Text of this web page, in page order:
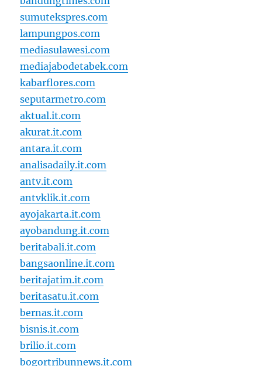
sumutekspres.com
lampungpos.com
mediasulawesi.com
mediajabodetabek.com
kabarflores.com
seputarmetro.com
aktual.it.com
akurat.it.com
antara.it.com
analisadaily.it.com
antv.it.com
antvklik.it.com
ayojakarta.it.com
ayobandung.it.com
beritabali.it.com
bangsaonline.it.com
beritajatim.it.com
beritasatu.it.com
bernas.it.com
bisnis.it.com
brilio.it.com
bogortribunnews.it.com